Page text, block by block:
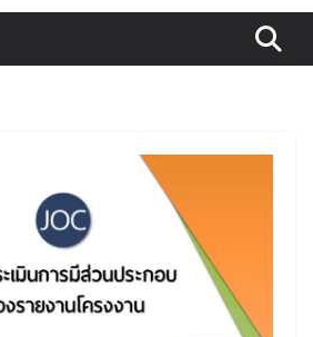
รศึกษาขั้นพื้นฐาน ปี 2569 ตามหลัก
หลักเกณฑ์และวิธีการคัดเลือกบุคคล
ข้าราชการครูและบุคลากรทางการศึกษามี
ยฐานะเชี่ยวชาญ (ครั้งที่ 9/2569)
: การประกันคุณภาพภายในสถานศึกษา
ต์ใช้ปัญญาประดิษฐ์ (AI)